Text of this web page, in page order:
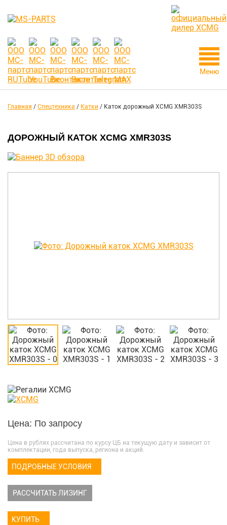
Меню
Главная / Спецтехника / Катки / Каток дорожный XCMG XMR303S
ДОРОЖНЫЙ КАТОК XCMG XMR303S
Цена: По запросу
Цена в рублях рассчитана по курсу ЦБ на текущую дату и зависит от
комплектации, года выпуска, региона и акций.
ПОДРОБНЫЕ УСЛОВИЯ
РАССЧИТАТЬ ЛИЗИНГ
КУПИТЬ